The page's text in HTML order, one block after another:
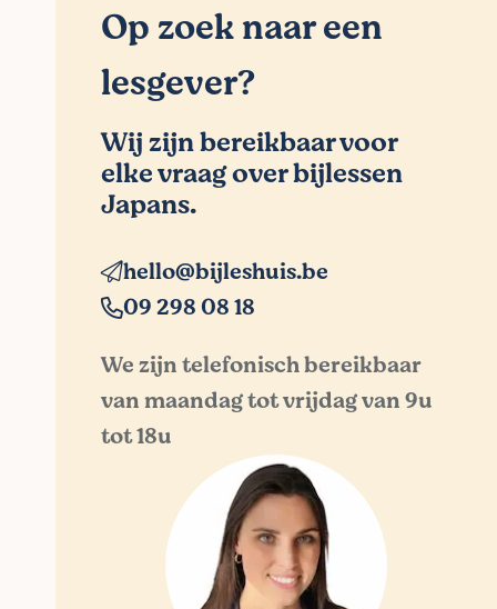
Op zoek naar een
lesgever?
Wij zijn bereikbaar voor
elke vraag over bijlessen
Japans.
hello@bijleshuis.be
09 298 08 18
We zijn telefonisch bereikbaar
van maandag tot vrijdag van 9u
tot 18u